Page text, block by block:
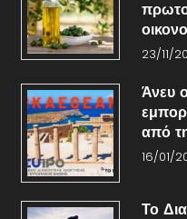
23/11/
Άνευ
από
16/01/
Το